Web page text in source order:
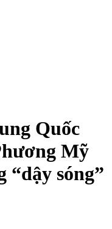
Quốc
Mỹ
“dậy sóng”